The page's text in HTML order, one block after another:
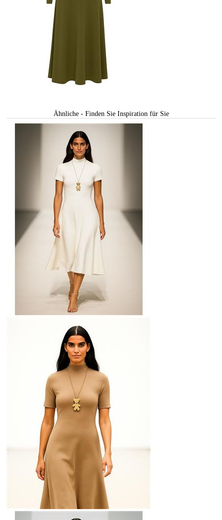
Ähnliche - Finden Sie Inspiration für Sie